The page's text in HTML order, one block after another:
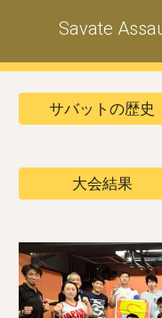
Savate
サバットの歴史
大会結果